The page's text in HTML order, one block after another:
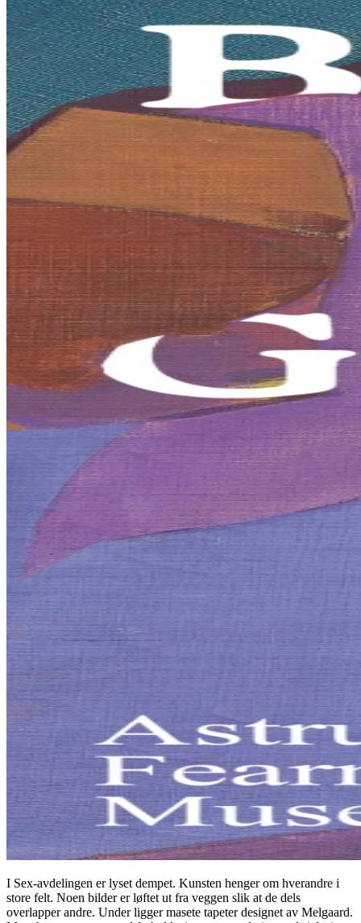
I Sex-avdelingen er lyset dempet. Kunsten henger om hverandre i
store felt. Noen bilder er løftet ut fra veggen slik at de dels
overlapper andre. Under ligger masete tapeter designet av Melgaard.